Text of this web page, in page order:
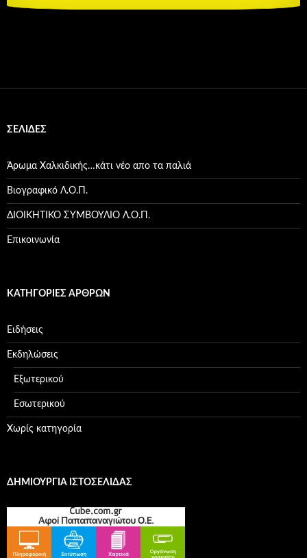
ΣΕΛΊΔΕΣ
Άρωμα Χαλκιδικής…κάτι νέο απο τα παλιά
Βιογραφικό Λ.Ο.Π.
ΔΙΟΙΚΗΤΙΚΟ ΣΥΜΒΟΥΛΙΟ Λ.Ο.Π.
Επικοινωνία
ΚΑΤΗΓΟΡΊΕΣ ΆΡΘΡΩΝ
Ειδήσεις
Εκδηλώσεις
Εξωτερικού
Εσωτερικού
Χωρίς κατηγορία
ΔΗΜΙΟΥΡΓΊΑ ΙΣΤΟΣΕΛΊΔΑΣ